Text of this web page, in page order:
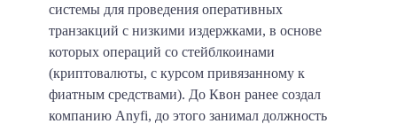
системы для проведения оперативных
транзакций с низкими издержками, в основе
которых операций со стейблкоинами
(криптовалюты, с курсом привязанному к
фиатным средствами). До Квон ранее создал
компанию Anyfi, до этого занимал должность